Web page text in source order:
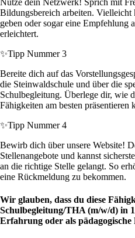
Nutze dein Netzwerk! Sprich mit
Bildungsbereich arbeiten.
geben oder sogar eine Empfehlung
erleichtert.
✨Tipp Nummer 3
Bereite dich auf das
die Steinwaldschule und über die
Schulbegleitung. Überlege dir, wie
Fähigkeiten am besten präsentieren
✨Tipp Nummer 4
Bewirb dich über unsere Website!
Stellenangebote und kannst
an die richtige Stelle gelangt. So
eine Rückmeldung zu bekommen.
Wir glauben, dass du diese
Schulbegleitung/THA (m/w/d) in
Erfahrung oder als